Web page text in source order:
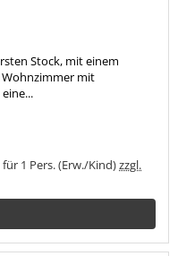
Stock, mit einem
Wohnzimmer mit
1 Pers. (Erw./Kind)zzgl.